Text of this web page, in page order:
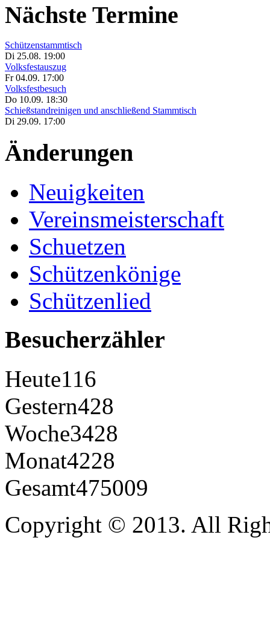
Nächste Termine
Schützenstammtisch
Di 25.08. 19:00
Volksfestauszug
Fr 04.09. 17:00
Volksfestbesuch
Do 10.09. 18:30
Schießstandreinigen und anschließend Stammtisch
Di 29.09. 17:00
Änderungen
Neuigkeiten
Vereinsmeisterschaft
Schuetzen
Schützenkönige
Schützenlied
Besucherzähler
Heute116
Gestern428
Woche3428
Monat4228
Gesamt475009
Copyright © 2013. All